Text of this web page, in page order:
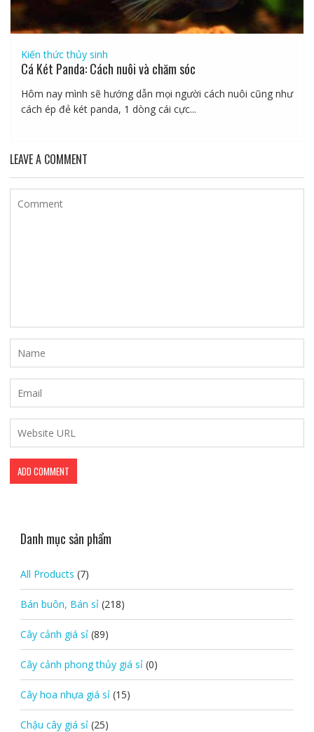
Kiến thức thủy sinh
Cá Két Panda: Cách nuôi và chăm sóc
Hôm nay mình sẽ hướng dẫn mọi người cách nuôi cũng như
cách ép đẻ két panda, 1 dòng cái cực...
LEAVE A COMMENT
Danh mục sản phẩm
All Products (7)
Bán buôn, Bán sỉ (218)
Cây cảnh giá sỉ (89)
Cây cảnh phong thủy giá sỉ (0)
Cây hoa nhựa giá sỉ (15)
Chậu cây giá sỉ (25)